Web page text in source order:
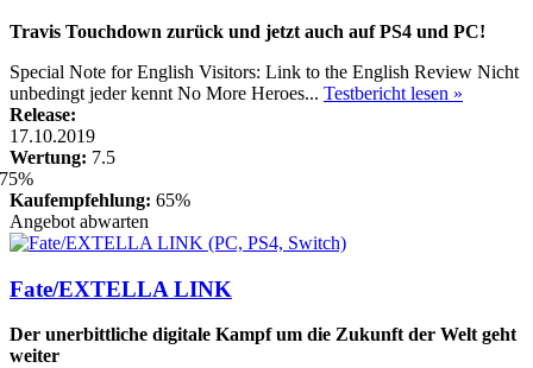
Travis Touchdown zurück und jetzt auch auf PS4 und PC!
Special Note for English Visitors: Link to the English Review Nicht
unbedingt jeder kennt No More Heroes... Testbericht lesen »
Release:
17.10.2019
Wertung: 7.5
Kaufempfehlung: 65%
Angebot abwarten
Fate/EXTELLA LINK
Der unerbittliche digitale Kampf um die Zukunft der Welt geht
weiter